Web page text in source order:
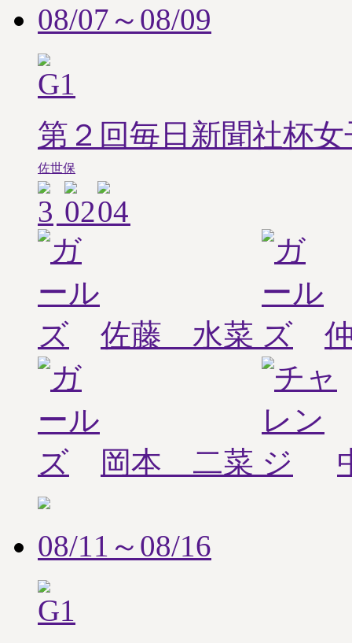
08/07～08/09
第２回毎日新聞社杯
佐世保
佐藤 水菜
岡本 二菜
08/11～08/16